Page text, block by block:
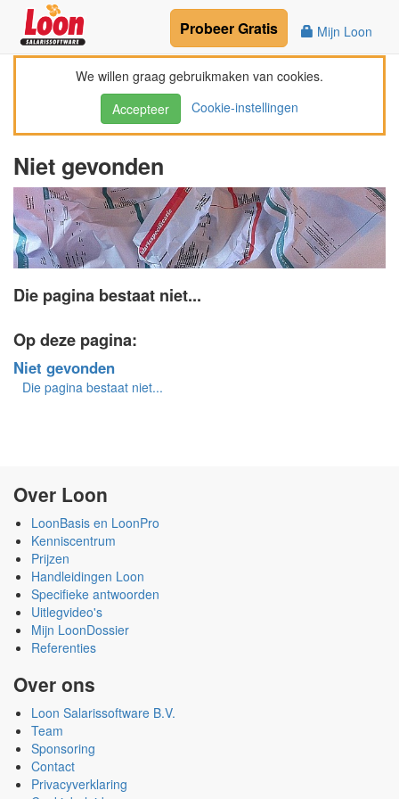
Mijn Loon
ProbeerGratis
We willen graag gebruikmaken van cookies.
Accepteer
Cookie-instellingen
Niet gevonden
Die pagina bestaat niet...
Op deze pagina:
Niet gevonden
Die pagina bestaat niet...
Over Loon
LoonBasis en LoonPro
Kenniscentrum
Prijzen
Handleidingen Loon
Specifieke antwoorden
Uitlegvideo's
Mijn LoonDossier
Referenties
Over ons
Loon Salarissoftware B.V.
Team
Sponsoring
Contact
Privacyverklaring